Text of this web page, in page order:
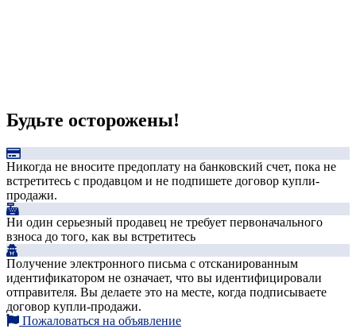
Будьте осторожены!
Никогда не вносите предоплату на банковский счет, пока не
встретитесь с продавцом и не подпишете договор купли-
продажи.
Ни один серьезный продавец не требует первоначального
взноса до того, как вы встретитесь
Получение электронного письма с отсканированным
идентификатором не означает, что вы идентифицировали
отправителя. Вы делаете это на месте, когда подписываете
договор купли-продажи.
Пожаловаться на объявление